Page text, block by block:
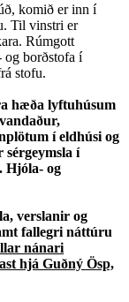
komið er inn í
Til vinstri er
Rúmgott
og borðstofa í
stofu.
hæða lyftuhúsum
í eldhúsi og
í
Hjóla- og
verslanir og
fallegri náttúru
nánari
hjá Guðný Ösp,